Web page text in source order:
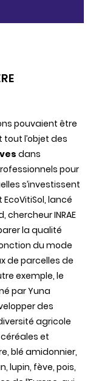
pouvaient être
l’objet des
dans
pour
s’investissent
EcoVitiSol, lancé
chercheur INRAE
la qualité
du mode
de parcelles de
exemple, le
par Yuna
des
agricole
et
blé amidonnier,
lupin, fève, pois,